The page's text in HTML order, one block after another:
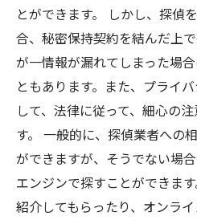
とができます。 しかし、探偵
合、秘密保持契約を結んだ上
が一情報が漏れてしまった場
ともあります。また、プライ
して、法律に従って、細心の
す。 一般的に、探偵業者への
ができますが、そうでない場
エンジンで探すことができま
紹介してもらったり、オンラ